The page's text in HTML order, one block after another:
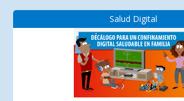
Salud Digital